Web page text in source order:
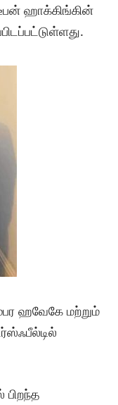
ஹாக்கிங்கின்
ஹவேகே மற்றும்